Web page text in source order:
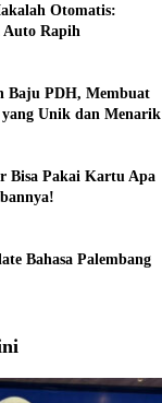
Otomatis:
Rapih
Baju PDH, Membuat
yang Unik dan Menarik
Bisa Pakai Kartu Apa
Bahasa Palembang